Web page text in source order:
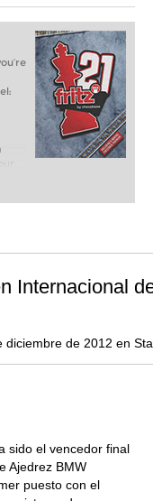
Internacional
diciembre de 2012 en
sido el vencedor final
Ajedrez BMW
puesto con el